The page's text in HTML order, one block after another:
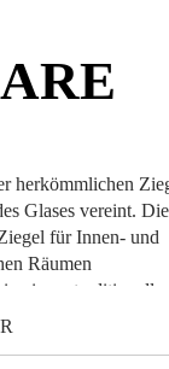
herkömmlichen
Glases vereint.
für Innen- und
Räumen
in einem
auszudrucken.
Form lässt